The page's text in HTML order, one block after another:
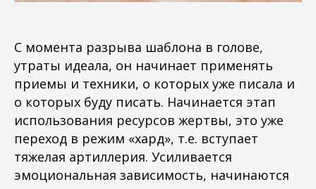
С момента разрыва шаблона в голове,
утраты идеала, он начинает применять
приемы и техники, о которых уже писала и
о которых буду писать. Начинается этап
использования ресурсов жертвы, это уже
переход в режим «хард», т.е. вступает
тяжелая артиллерия. Усиливается
эмоциональная зависимость, начинаются